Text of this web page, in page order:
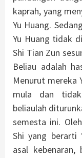
kaprah, yang
Yu Huang.
Yu Huang tidak
Shi Tian Zun
Beliau adalah
Menurut mereka
mula dan
beliaulah
semesta ini.
Shi yang berarti
asal